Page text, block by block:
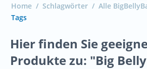
Home / Schlagwörter / Alle
Tags
Hier finden Sie
Produkte zu: "Big